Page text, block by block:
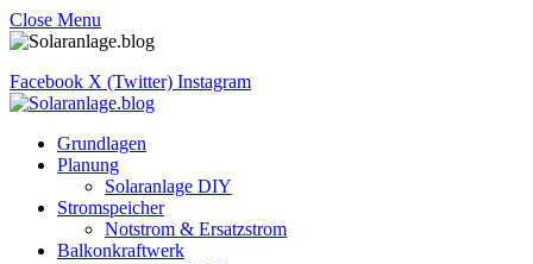
Close Menu
Facebook X (Twitter) Instagram
Grundlagen
Planung
Solaranlage DIY
Stromspeicher
Notstrom & Ersatzstrom
Balkonkraftwerk